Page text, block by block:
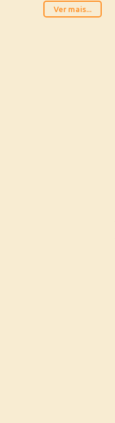
Ver mais...